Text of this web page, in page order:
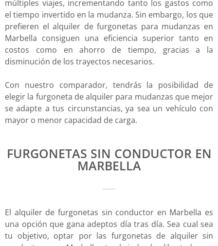
múltiples viajes, incrementando tanto los gastos como
el tiempo invertido en la mudanza. Sin embargo, los que
prefieren el alquiler de furgonetas para mudanzas en
Marbella consiguen una eficiencia superior tanto en
costos como en ahorro de tiempo, gracias a la
disminución de los trayectos necesarios.
Con nuestro comparador, tendrás la posibilidad de
elegir la furgoneta de alquiler para mudanzas que mejor
se adapte a tus circunstancias, ya sea un vehículo con
mayor o menor capacidad de carga.
FURGONETAS SIN CONDUCTOR EN
MARBELLA
El alquiler de furgonetas sin conductor en Marbella es
una opción que gana adeptos día tras día. Sea cual sea
tu objetivo, optar por las furgonetas de alquiler sin